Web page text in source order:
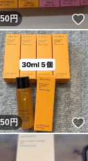
ね！
円
ね！
円